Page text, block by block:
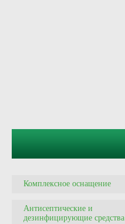
Комплексное оснащение
Антисептические и
дезинфицирующие средства